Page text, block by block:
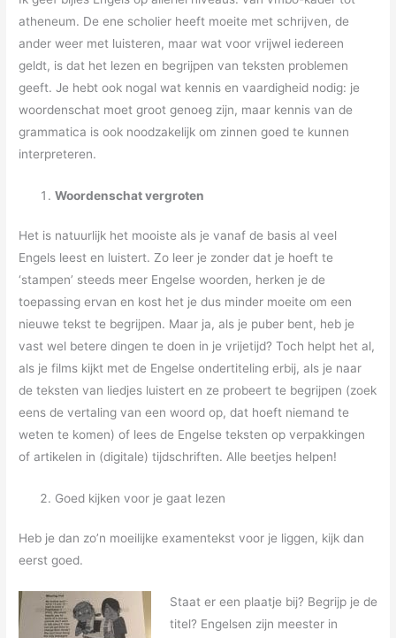
atheneum. De ene scholier heeft moeite met schrijven, de
ander weer met luisteren, maar wat voor vrijwel iedereen
geldt, is dat het lezen en begrijpen van teksten problemen
geeft. Je hebt ook nogal wat kennis en vaardigheid nodig: je
woordenschat moet groot genoeg zijn, maar kennis van de
grammatica is ook noodzakelijk om zinnen goed te kunnen
interpreteren.
Woordenschat vergroten
Het is natuurlijk het mooiste als je vanaf de basis al veel
Engels leest en luistert. Zo leer je zonder dat je hoeft te
‘stampen’ steeds meer Engelse woorden, herken je de
toepassing ervan en kost het je dus minder moeite om een
nieuwe tekst te begrijpen. Maar ja, als je puber bent, heb je
vast wel betere dingen te doen in je vrijetijd?Toch helpt het al,
als je films kijkt met de Engelse ondertiteling erbij, als je naar
de teksten van liedjes luistert en ze probeert te begrijpen (zoek
eens de vertaling van een woord op, dat hoeft niemand te
weten te komen) of lees de Engelse teksten op verpakkingen
of artikelen in (digitale) tijdschriften. Alle beetjes helpen!
Goed kijken voor je gaat lezen
Heb je dan zo’n moeilijke examentekst voor je liggen, kijk dan
eerst goed.
Staat er een plaatje bij? Begrijp je de
titel? Engelsen zijn meester in